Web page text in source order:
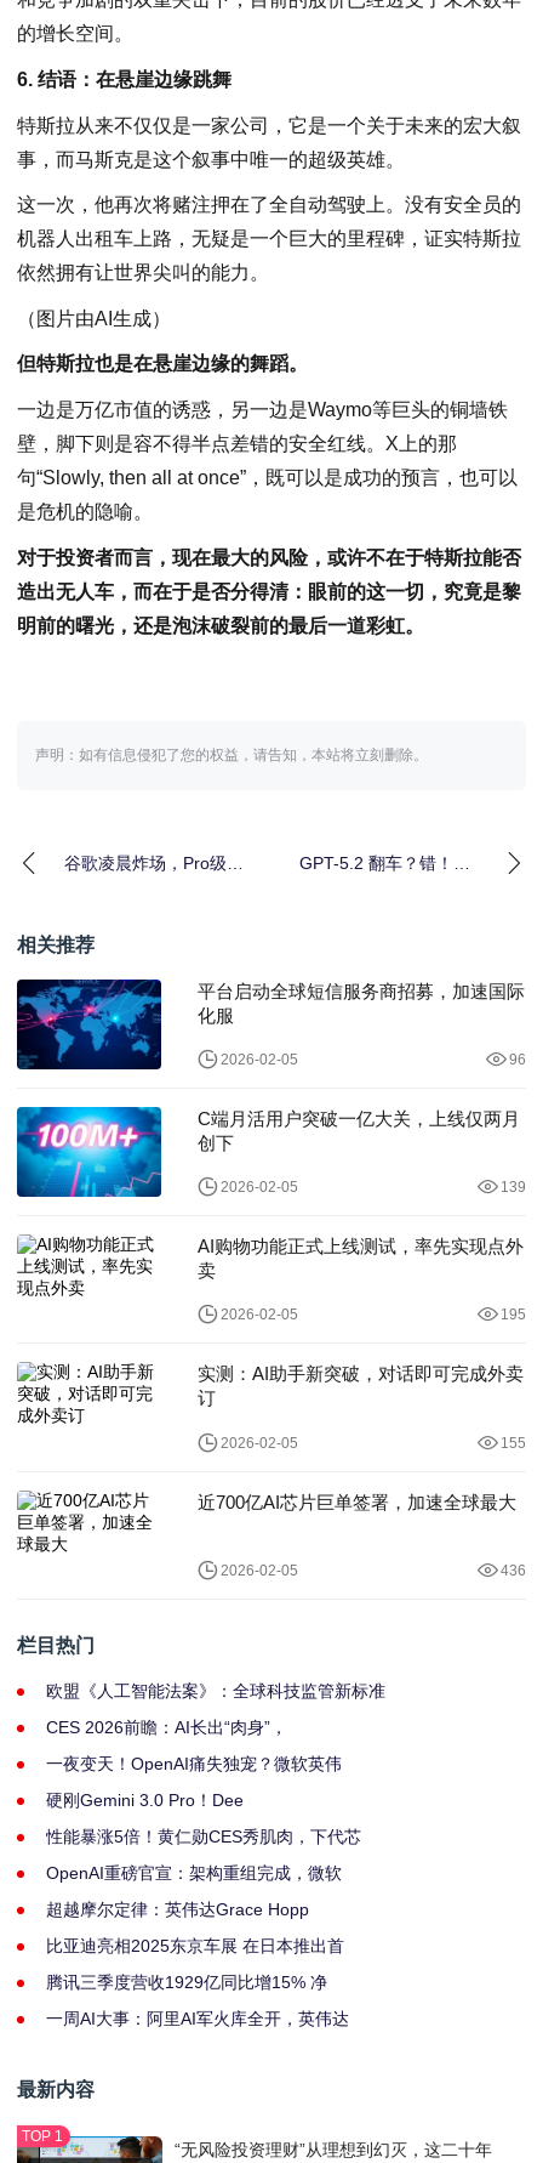
的增长空间。
6. 结语：在悬崖边缘跳舞
特斯拉从来不仅仅是一家公司，它是一个关于未来的宏大叙
事，而马斯克是这个叙事中唯一的超级英雄。
这一次，他再次将赌注押在了全自动驾驶上。没有安全员的
机器人出租车上路，无疑是一个巨大的里程碑，证实特斯拉
依然拥有让世界尖叫的能力。
（图片由AI生成）
但特斯拉也是在悬崖边缘的舞蹈。
一边是万亿市值的诱惑，另一边是Waymo等巨头的铜墙铁
壁，脚下则是容不得半点差错的安全红线。X上的那
句“Slowly, then all at once”，既可以是成功的预言，也可以
是危机的隐喻。
对于投资者而言，现在最大的风险，或许不在于特斯拉能否
造出无人车，而在于是否分得清：眼前的这一切，究竟是黎
明前的曙光，还是泡沫破裂前的最后一道彩虹。
声明：如有信息侵犯了您的权益，请告知，本站将立刻删除。
谷歌凌晨炸场，Pro级智
GPT-5.2 翻车？错！网
相关推荐
平台启动全球短信服务商招募，加速国际
化服
2026-02-05 96
C端月活用户突破一亿大关，上线仅两月
创下
2026-02-05 139
AI购物功能正式上线测试，率先实现点外
卖
2026-02-05 195
实测：AI助手新突破，对话即可完成外卖
订
2026-02-05 155
近700亿AI芯片巨单签署，加速全球最大
2026-02-05 436
栏目热门
欧盟《人工智能法案》：全球科技监管新标准
CES 2026前瞻：AI长出“肉身”，
一夜变天！OpenAI痛失独宠？微软英伟
硬刚Gemini 3.0 Pro！Dee
性能暴涨5倍！黄仁勋CES秀肌肉，下代芯
OpenAI重磅官宣：架构重组完成，微软
超越摩尔定律：英伟达Grace Hopp
比亚迪亮相2025东京车展 在日本推出首
腾讯三季度营收1929亿同比增15% 净
一周AI大事：阿里AI军火库全开，英伟达
最新内容
“无风险投资理财”从理想到幻灭，这二十年